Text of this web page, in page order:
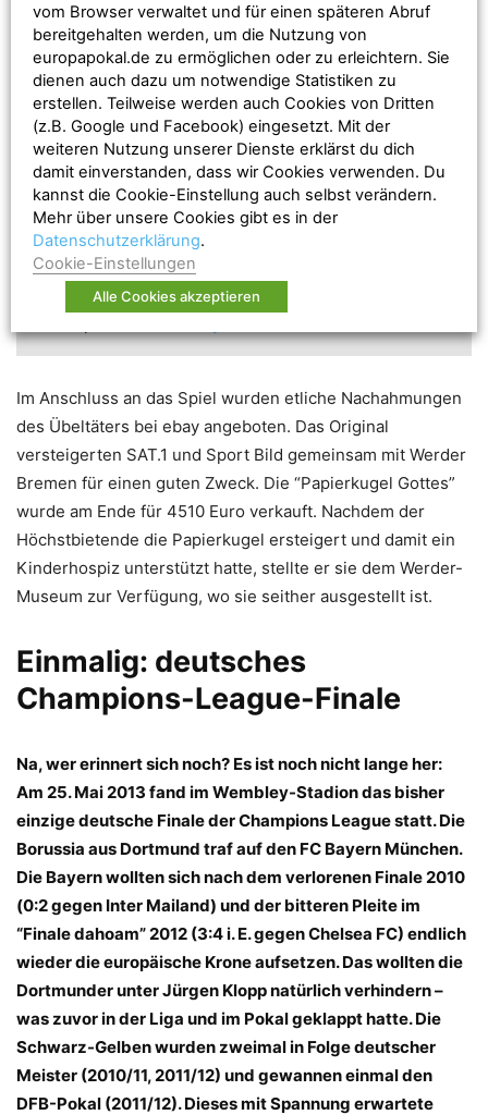
Im Anschluss an das Spiel wurden etliche Nachahmungen
des Übeltäters bei ebay angeboten. Das Original
versteigerten SAT.1 und Sport Bild gemeinsam mit Werder
Bremen für einen guten Zweck. Die “Papierkugel Gottes”
wurde am Ende für 4510 Euro verkauft. Nachdem der
Höchstbietende die Papierkugel ersteigert und damit ein
Kinderhospiz unterstützt hatte, stellte er sie dem Werder-
Museum zur Verfügung, wo sie seither ausgestellt ist.
Einmalig: deutsches
Champions-League-Finale
Na, wer erinnert sich noch? Es ist noch nicht lange her:
Am 25. Mai 2013 fand im Wembley-Stadion das bisher
einzige deutsche Finale der Champions League statt. Die
Borussia aus Dortmund traf auf den FC Bayern München.
Die Bayern wollten sich nach dem verlorenen Finale 2010
(0:2 gegen Inter Mailand) und der bitteren Pleite im
“Finale dahoam” 2012 (3:4 i. E. gegen Chelsea FC) endlich
wieder die europäische Krone aufsetzen. Das wollten die
Dortmunder unter Jürgen Klopp natürlich verhindern –
was zuvor in der Liga und im Pokal geklappt hatte. Die
Schwarz-Gelben wurden zweimal in Folge deutscher
Meister (2010/11, 2011/12) und gewannen einmal den
DFB-Pokal (2011/12). Dieses mit Spannung erwartete
vom Browser verwaltet und für einen späteren Abruf
bereitgehalten werden, um die Nutzung von
europapokal.de zu ermöglichen oder zu erleichtern. Sie
dienen auch dazu um notwendige Statistiken zu
erstellen. Teilweise werden auch Cookies von Dritten
(z.B. Google und Facebook) eingesetzt. Mit der
weiteren Nutzung unserer Dienste erklärst du dich
damit einverstanden, dass wir Cookies verwenden. Du
kannst die Cookie-Einstellung auch selbst verändern.
Mehr über unsere Cookies gibt es in der
Datenschutzerklärung.
Cookie-Einstellungen
Alle Cookies akzeptieren